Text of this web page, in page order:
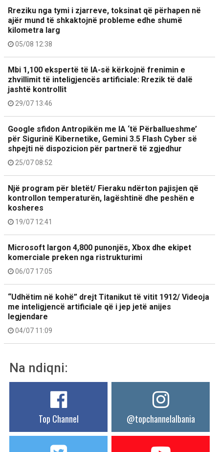
Rreziku nga tymi i zjarreve, toksinat që përhapen në
ajër mund të shkaktojnë probleme edhe shumë
kilometra larg
05/08 12:38
Mbi 1,100 ekspertë të IA-së kërkojnë frenimin e
zhvillimit të inteligjencës artificiale: Rrezik të dalë
jashtë kontrollit
29/07 13:46
Google sfidon Antropikën me IA ‘të Përballueshme’
për Sigurinë Kibernetike, Gemini 3.5 Flash Cyber ​​​​së
shpejti në dispozicion për partnerë të zgjedhur
25/07 08:52
Një program për bletët/ Fieraku ndërton pajisjen që
kontrollon temperaturën, lagështinë dhe peshën e
kosheres
19/07 12:41
Microsoft largon 4,800 punonjës, Xbox dhe ekipet
komerciale preken nga ristrukturimi
06/07 17:05
“Udhëtim në kohë” drejt Titanikut të vitit 1912/ Videoja
me inteligjencë artificiale që i jep jetë anijes
legjendare
04/07 11:09
Na ndiqni:
Top Channel @topchannelalbania